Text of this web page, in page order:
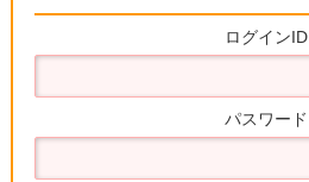
ログインID
パスワード